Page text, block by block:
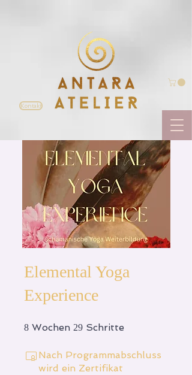
Kontakt
Elemental Yoga
Experience
8 Wochen 8 Wochen
29 Schritte
Nach Programmabschluss
wird ein Zertifikat